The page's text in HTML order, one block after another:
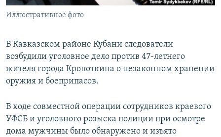
Все сайты РСЕ/РС
Иллюстративное фото
В Кавказском районе Кубани следователи
возбудили уголовное дело против 47-летнего
жителя города Кропоткина о незаконном хранении
оружия и боеприпасов.
В ходе совместной операции сотрудников краевого
УФСБ и уголовного розыска полиции при осмотре
дома мужчины было обнаружено и изъято